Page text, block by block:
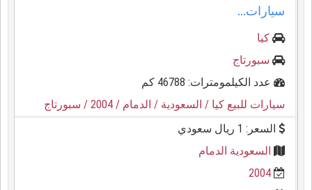
سيارات...
كيا
سبورتاج
عدد الكيلمومترات: 46788 كم
سيارات للبيع كيا / السعودية / الدمام / 2004
/ سبورتاج
السعر: 1 ريال سعودي
السعودية الدمام
2004